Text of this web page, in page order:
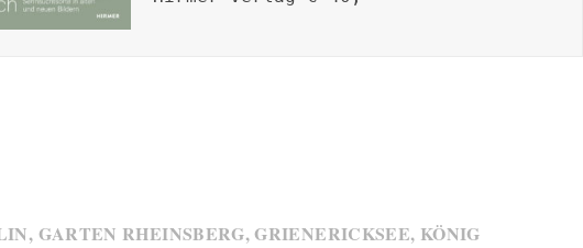
, GARTEN RHEINSBERG,GRIENERICKSEE, KÖNIG